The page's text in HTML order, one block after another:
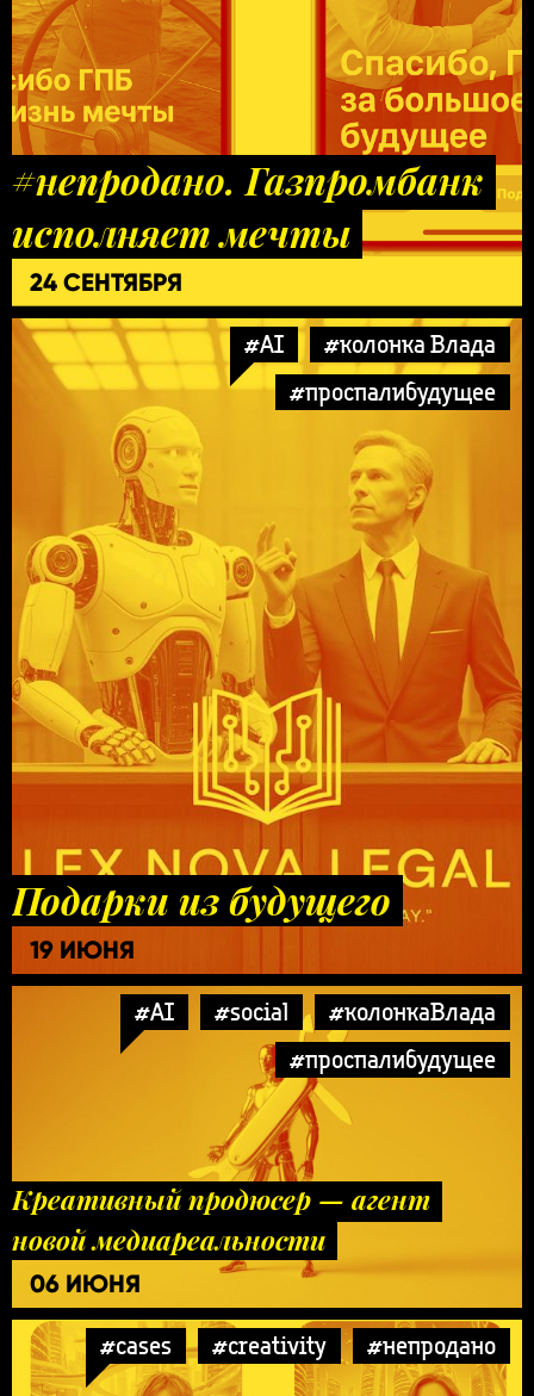
#непродано. Газпромбанк
исполняет мечты
24 СЕНТЯБРЯ
#AI
#колонка Влада
#проспалибудущее
Подарки из будущего
19 ИЮНЯ
#AI #social
#колонкаВлада
#проспалибудущее
Креативный продюсер — агент
новой медиареальности
06 ИЮНЯ
#cases #creativity #непродано